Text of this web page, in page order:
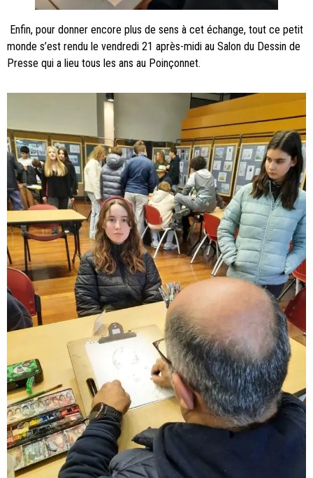
Enfin, pour donner encore plus de sens à cet échange, tout ce petit
monde s’est rendu le vendredi 21 après-midi au Salon du Dessin de
Presse qui a lieu tous les ans au Poinçonnet.